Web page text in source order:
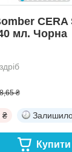
мл. Чорна
₴
₴
Купити